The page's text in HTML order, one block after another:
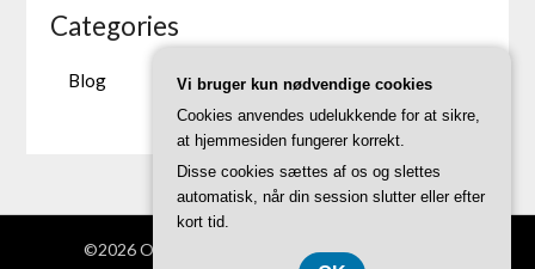
Categories
Blog
©2026 Ovnbygger.dk | Theme bySuperbThemes
Vi bruger kun nødvendige cookies
Cookies anvendes udelukkende for at sikre,
at hjemmesiden fungerer korrekt.
Disse cookies sættes af os og slettes
automatisk, når din session slutter eller efter
kort tid.